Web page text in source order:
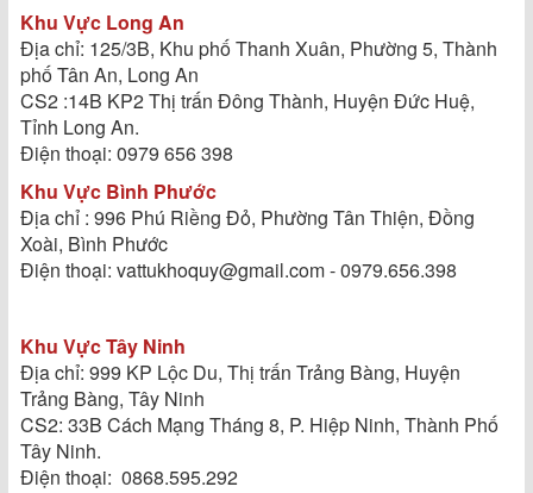
Khu Vực Long An
Địa chỉ: 125/3B, Khu phố Thanh Xuân, Phường 5, Thành
phố Tân An, Long An
CS2 :14B KP2 Thị trấn Đông Thành, Huyện Đức Huệ,
Tỉnh Long An.
Điện thoại: 0979 656 398
Khu Vực Bình Phước
Địa chỉ : 996 Phú Riềng Đỏ, Phường Tân Thiện, Đồng
Xoài, Bình Phước
Điện thoại: vattukhoquy@gmail.com - 0979.656.398
Khu Vực Tây Ninh
Địa chỉ: 999 KP Lộc Du, Thị trấn Trảng Bàng, Huyện
Trảng Bàng, Tây Ninh
CS2: 33B Cách Mạng Tháng 8, P. Hiệp Ninh, Thành Phố
Tây Ninh.
Điện thoại: 0868.595.292